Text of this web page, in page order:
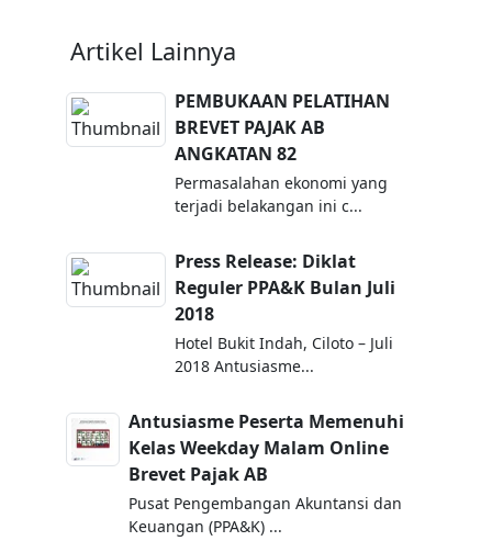
Artikel Lainnya
PEMBUKAAN PELATIHAN
BREVET PAJAK AB
ANGKATAN 82
Permasalahan ekonomi yang
terjadi belakangan ini c...
Press Release: Diklat
Reguler PPA&K Bulan Juli
2018
Hotel Bukit Indah, Ciloto – Juli
2018 Antusiasme...
Antusiasme Peserta Memenuhi
Kelas Weekday Malam Online
Brevet Pajak AB
Pusat Pengembangan Akuntansi dan
Keuangan (PPA&K) ...